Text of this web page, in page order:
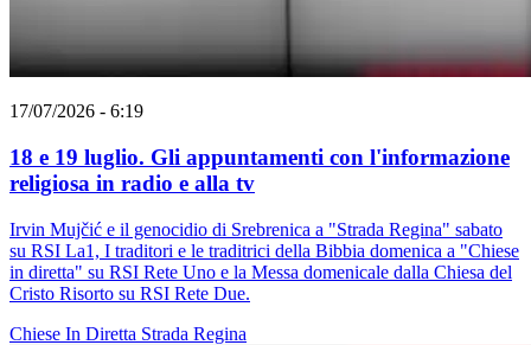
17/07/2026 - 6:19
18 e 19 luglio. Gli appuntamenti con l'informazione
religiosa in radio e alla tv
Irvin Mujčić e il genocidio di Srebrenica a "Strada Regina" sabato
su RSI La1, I traditori e le traditrici della Bibbia domenica a "Chiese
in diretta" su RSI Rete Uno e la Messa domenicale dalla Chiesa del
Cristo Risorto su RSI Rete Due.
Chiese In Diretta Strada Regina